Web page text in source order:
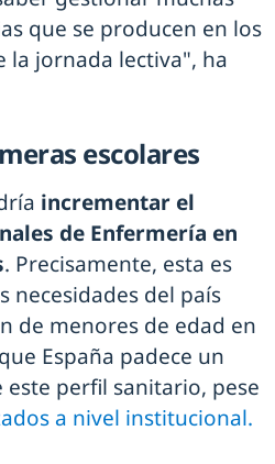
que se producen en los
la jornada lectiva", ha
escolares
incrementar el
de Enfermería en
. Precisamente, esta es
necesidades del país
de menores de edad en
España padece un
perfil sanitario, pese
a nivel institucional.